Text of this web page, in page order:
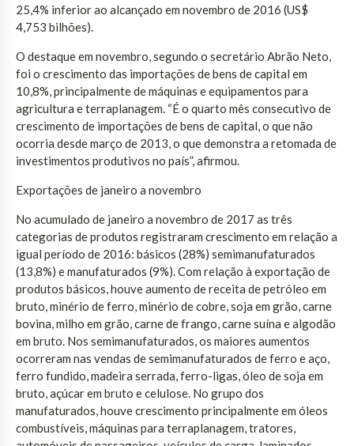
25,4% inferior ao alcançado em novembro de 2016 (US$
4,753 bilhões).
O destaque em novembro, segundo o secretário Abrão Neto,
foi o crescimento das importações de bens de capital em
10,8%, principalmente de máquinas e equipamentos para
agricultura e terraplanagem. “É o quarto mês consecutivo de
crescimento de importações de bens de capital, o que não
ocorria desde março de 2013, o que demonstra a retomada de
investimentos produtivos no país”, afirmou.
Exportações de janeiro a novembro
No acumulado de janeiro a novembro de 2017 as três
categorias de produtos registraram crescimento em relação a
igual período de 2016: básicos (28%) semimanufaturados
(13,8%) e manufaturados (9%). Com relação à exportação de
produtos básicos, houve aumento de receita de petróleo em
bruto, minério de ferro, minério de cobre, soja em grão, carne
bovina, milho em grão, carne de frango, carne suína e algodão
em bruto. Nos semimanufaturados, os maiores aumentos
ocorreram nas vendas de semimanufaturados de ferro e aço,
ferro fundido, madeira serrada, ferro-ligas, óleo de soja em
bruto, açúcar em bruto e celulose. No grupo dos
manufaturados, houve crescimento principalmente em óleos
combustíveis, máquinas para terraplanagem, tratores,